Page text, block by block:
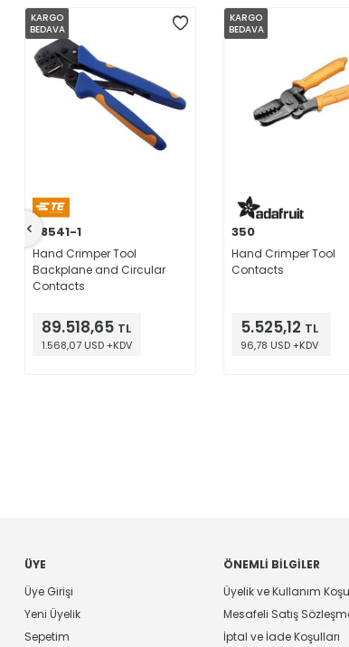
KARGO
BEDAVA
58541-1
Hand Crimper Tool
Backplane and Circular
Contacts
89.518,65 TL
1.568,07 USD +KDV
KARGO
BEDAVA
350
Hand Crimper Tool
Contacts
5.525,12 TL
96,78 USD +KDV
ÜYE
Üye Girişi
Yeni Üyelik
Sepetim
ÖNEMLI BILGILER
Üyelik ve Kullanım
Mesafeli Satış
İptal ve İade Koşulları